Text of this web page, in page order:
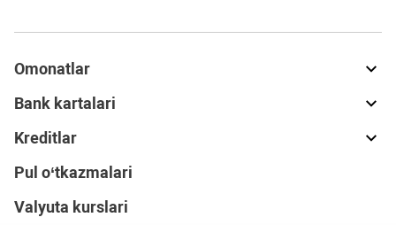
Omonatlar
Bank kartalari
Kreditlar
Pul o‘tkazmalari
Valyuta kurslari